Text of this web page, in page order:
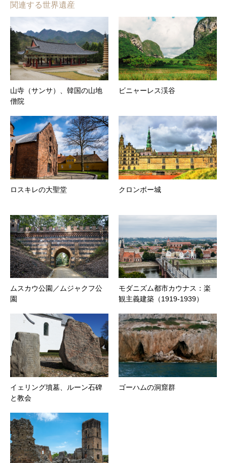
関連する世界遺産
山寺（サンサ）、韓国の山地
僧院
ビニャーレス渓谷
ロスキレの大聖堂 クロンボー城
ムスカウ公園／ムジャクフ公
園
モダニズム都市カウナス：楽
観主義建築（1919-1939）
イェリング墳墓、ルーン石碑
と教会
ゴーハムの洞窟群